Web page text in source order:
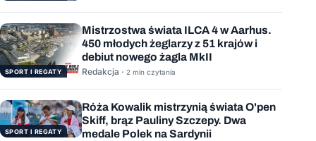
SPORT I REGATY
Mistrzostwa świata ILCA 4 w Aarhus.
450 młodych żeglarzy z 51 krajów i
debiut nowego żagla MkII
Redakcja · 2 min czytania
SPORT I REGATY
Róża Kowalik mistrzynią świata O'pen
Skiff, brąz Pauliny Szczepy. Dwa
medale Polek na Sardynii